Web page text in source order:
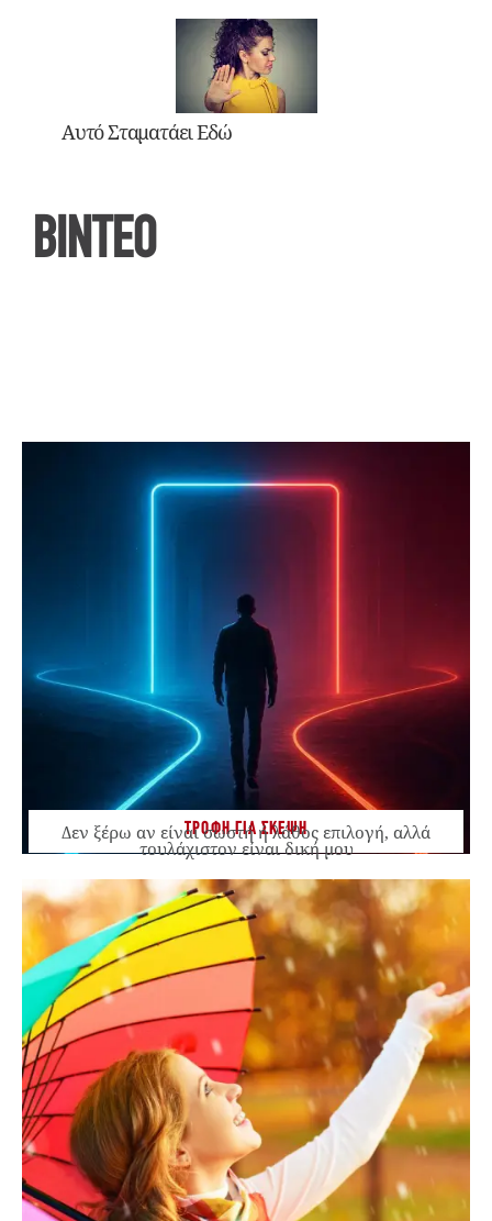
Αυτό Σταματάει Εδώ
ΒΙΝΤΕΟ
ΤΡΟΦΗ ΓΙΑ ΣΚΕΨΗ
Δεν ξέρω αν είναι σωστή ή λάθος επιλογή, αλλά
τουλάχιστον είναι δική μου